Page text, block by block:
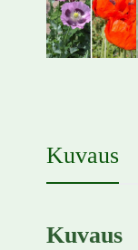
Kuvaus
Kuvaus